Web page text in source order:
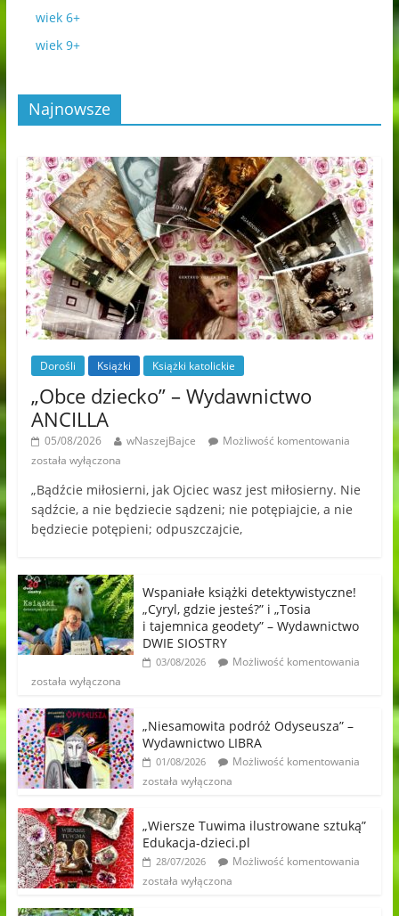
wiek 6+
wiek 9+
Najnowsze
Dorośli Książki Książki katolickie
„Obce dziecko” – Wydawnictwo
ANCILLA
05/08/2026 wNaszejBajce
Możliwość komentowania
została wyłączona
„Bądźcie miłosierni, jak Ojciec wasz jest miłosierny. Nie
sądźcie, a nie będziecie sądzeni; nie potępiajcie, a nie
będziecie potępieni; odpuszczajcie,
Wspaniałe książki detektywistyczne!
„Cyryl, gdzie jesteś?” i „Tosia
i tajemnica geodety” – Wydawnictwo
DWIE SIOSTRY
03/08/2026
Możliwość komentowania
została wyłączona
„Niesamowita podróż Odyseusza” –
Wydawnictwo LIBRA
01/08/2026
Możliwość komentowania
została wyłączona
„Wiersze Tuwima ilustrowane sztuką”
Edukacja-dzieci.pl
28/07/2026
Możliwość komentowania
została wyłączona